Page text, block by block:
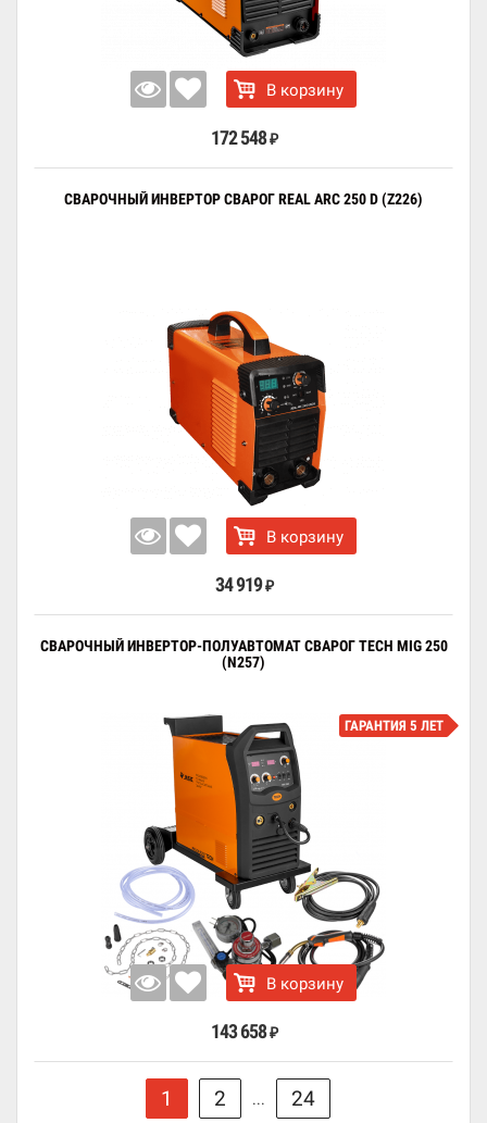
В корзину
172 548 ₽
СВАРОЧНЫЙ ИНВЕРТОР СВАРОГ REAL ARC 250 D (Z226)
В корзину
34 919 ₽
СВАРОЧНЫЙ ИНВЕРТОР-ПОЛУАВТОМАТ СВАРОГ TECH MIG 250
(N257)
ГАРАНТИЯ 5 ЛЕТ
В корзину
143 658 ₽
1 2 ... 24